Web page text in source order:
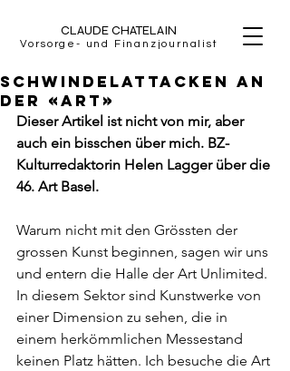
CLAUDE CHATELAIN
Vorsorge- und Finanzjournalist
Schwindelattacken an
der «Art»
Dieser Artikel ist nicht von mir, aber
auch ein bisschen über mich. BZ-
Kulturredaktorin Helen Lagger über die
46. Art Basel.
Warum nicht mit den Grössten der
grossen Kunst beginnen, sagen wir uns
und entern die Halle der Art Unlimited.
In diesem Sektor sind Kunstwerke von
einer Dimension zu sehen, die in
einem herkömmlichen Messestand
keinen Platz hätten. Ich besuche die Art